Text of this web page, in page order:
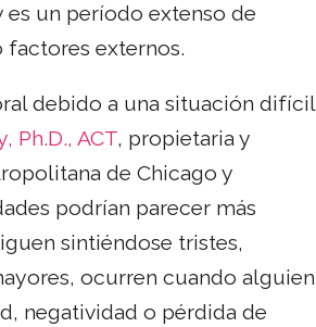
un período extenso de
factores externos.
debido a una situación difícil
Ph.D., ACT, propietaria y
de Chicago y
podrían parecer más
sintiéndose tristes,
ocurren cuando alguien
negatividad o pérdida de